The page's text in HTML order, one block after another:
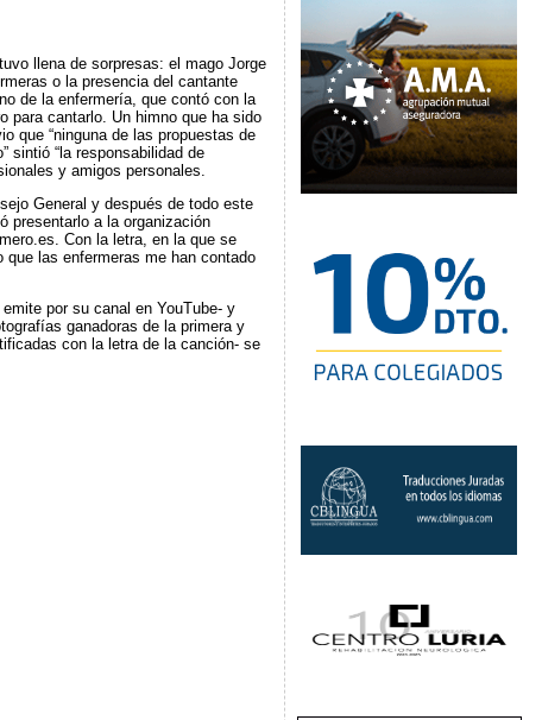
llena de sorpresas: el mago Jorge
o la presencia del cantante
de la enfermería, que contó con la
para cantarlo. Un himno que ha sido
que “ninguna de las propuestas de
sintió “la responsabilidad de
y amigos personales.
General y después de todo este
presentarlo a la organización
Con la letra, en la que se
que las enfermeras me han contado
por su canal en YouTube- y
ganadoras de la primera y
con la letra de la canción- se